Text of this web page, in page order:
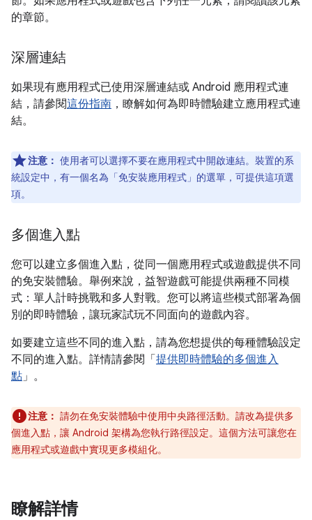
的章節。
深層連結
如果現有應用程式已使用深層連結或 Android 應用程式連
結，請參閱這份指南 ，瞭解如何為即時體驗建立應用程式連
結。
注意： 使用者可以選擇不要在應用程式中開啟連結。裝置的系
統設定中，有一個名為「免安裝應用程式」 的選單，可提供這項選
項。
多個進入點
您可以建立多個進入點，從同一個應用程式或遊戲提供不同
的免安裝體驗。舉例來說，益智遊戲可能提供兩種不同模
式：單人計時挑戰和多人對戰。您可以將這些模式部署為個
別的即時體驗，讓玩家試玩不同面向的遊戲內容。
如要建立這些不同的進入點，請為您想提供的每種體驗設定
不同的進入點。詳情請參閱「 提供即時體驗的多個進入
點」。
注意： 請勿在免安裝體驗中使用中央路徑活動。請改為提供多
個進入點，讓 Android 架構為您執行路徑設定。這個方法可讓您在
應用程式或遊戲中實現更多模組化。
瞭解詳情